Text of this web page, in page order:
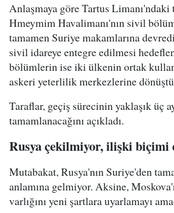
Anlaşmaya göre Tartus
Hmeymim Havalimanı'nın sivil
tamamen Suriye makamlarına
sivil idareye entegre edilmesi
bölümlerin ise iki ülkenin ortak
askeri yeterlilik merkezlerine
Taraflar, geçiş sürecinin yaklaşık üç
tamamlanacağını açıkladı.
Rusya çekilmiyor, ilişki biçimi
Mutabakat, Rusya'nın Suriye'den
anlamına gelmiyor. Aksine,
varlığını yeni şartlara uyarlamayı